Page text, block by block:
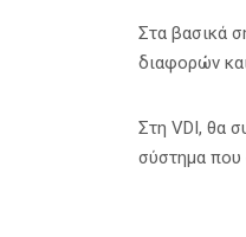
Στα βασικά
διαφορών
Στη VDI, θα
σύστημα που